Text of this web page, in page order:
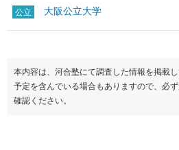
公立 大阪公立大学
本内容は、河合塾にて調査した情報を掲載
予定を含んでいる場合もありますので、必
確認ください。